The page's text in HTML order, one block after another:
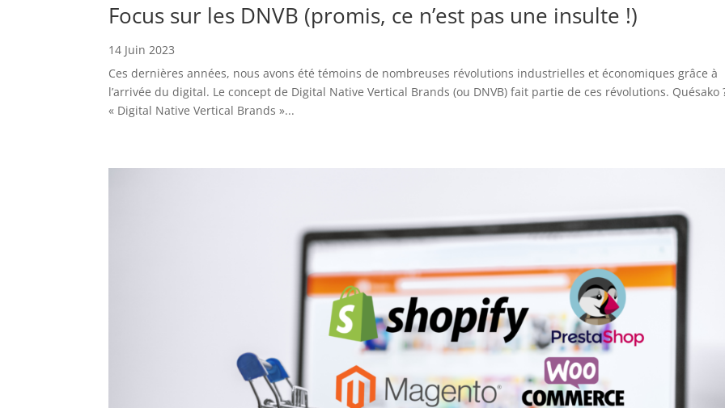
Focus sur les DNVB (promis, ce n’est pas une insulte !)
14 Juin 2023
Ces dernières années, nous avons été témoins de nombreuses révolutions industrielles et économiques grâce à
l’arrivée du digital. Le concept de Digital Native Vertical Brands (ou DNVB) fait partie de ces révolutions. Quésako
« Digital Native Vertical Brands »...